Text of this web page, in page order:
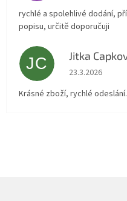
rychlé a spolehlivé dodání,
popisu, určitě doporučuji
JC Jitka
Hodnocení
23.3.2026
Krásné zboží, rychlé